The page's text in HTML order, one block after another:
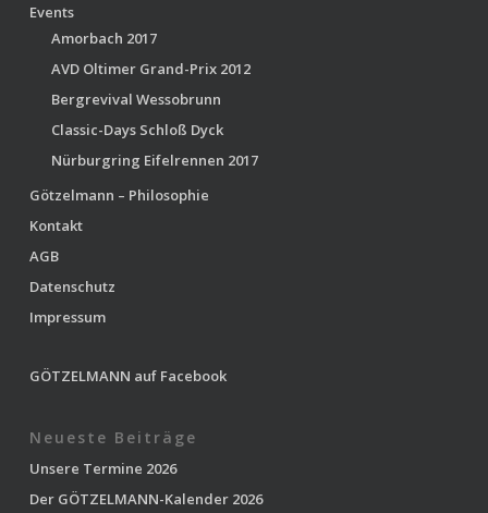
Events
Amorbach 2017
AVD Oltimer Grand-Prix 2012
Bergrevival Wessobrunn
Classic-Days Schloß Dyck
Nürburgring Eifelrennen 2017
Götzelmann – Philosophie
Kontakt
AGB
Datenschutz
Impressum
GÖTZELMANN auf Facebook
Neueste Beiträge
Unsere Termine 2026
Der GÖTZELMANN-Kalender 2026